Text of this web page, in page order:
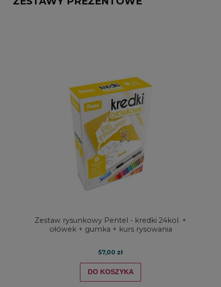
Zestaw rysunkowy Pentel - kredki 24kol. +
ołówek + gumka + kurs rysowania
57,00 zł
DO KOSZYKA